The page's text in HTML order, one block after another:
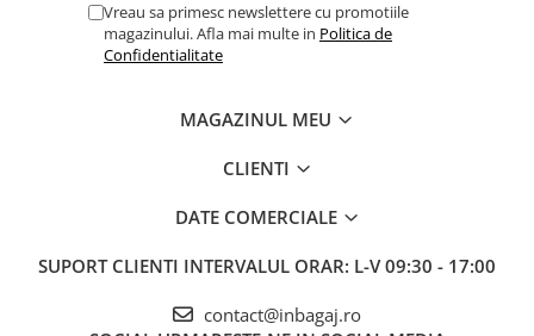
Vreau sa primesc newslettere cu promotiile
magazinului. Afla mai multe in Politica de
Confidentialitate
MAGAZINUL MEU
CLIENTI
DATE COMERCIALE
SUPORT CLIENTI INTERVALUL ORAR: L-V 09:30 - 17:00
contact@inbagaj.ro